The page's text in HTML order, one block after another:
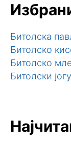
Битолска
Битолско
Битолско
Битолски